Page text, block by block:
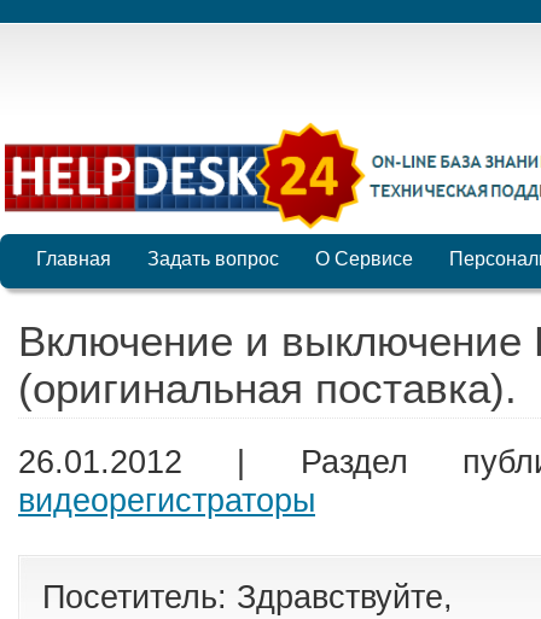
Главная Задать вопрос О Сервисе
Включение и выключение
(оригинальная поставка).
26.01.2012 | Раздел
видеорегистраторы
Посетитель: Здравствуйте,